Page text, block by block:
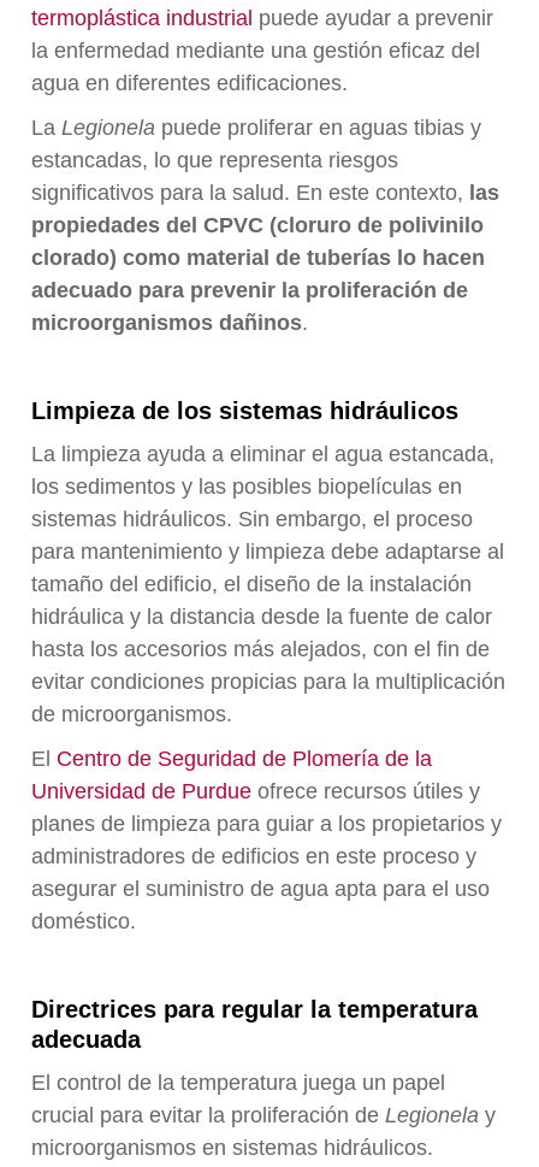
termoplástica industrial puede ayudar a prevenir
la enfermedad mediante una gestión eficaz del
agua en diferentes edificaciones.
La Legionelapuede proliferar en aguas tibias y
estancadas, lo que representa riesgos
significativos para la salud. En este contexto, las
propiedades del CPVC (cloruro de polivinilo
clorado) como material de tuberías lo hacen
adecuado para prevenir la proliferación de
microorganismos dañinos.
Limpieza de los sistemas hidráulicos
La limpieza ayuda a eliminar el agua estancada,
los sedimentos y las posibles biopelículas en
sistemas hidráulicos. Sin embargo, el proceso
para mantenimiento y limpieza debe adaptarse al
tamaño del edificio, el diseño de la instalación
hidráulica y la distancia desde la fuente de calor
hasta los accesorios más alejados, con el fin de
evitar condiciones propicias para la multiplicación
de microorganismos.
El Centro de Seguridad de Plomería de la
Universidad de Purdueofrece recursos útiles y
planes de limpieza para guiar a los propietarios y
administradores de edificios en este proceso y
asegurar el suministro de agua apta para el uso
doméstico.
Directrices para regular la temperatura
adecuada
El control de la temperatura juega un papel
crucial para evitar la proliferación de Legionelay
microorganismos en sistemas hidráulicos.